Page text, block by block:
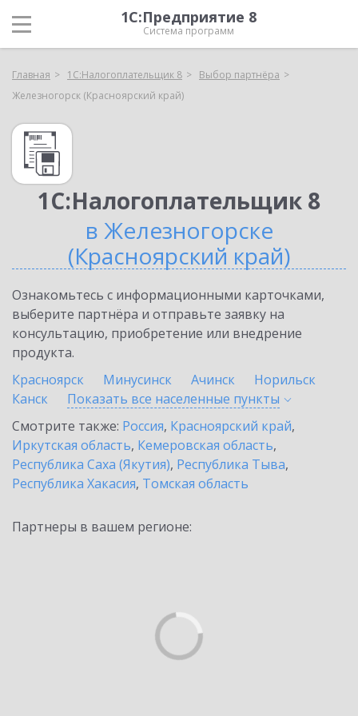
1С:Предприятие 8
Система программ
Главная 1С:Налогоплательщик 8
Выбор партнёра
Железногорск (Красноярский край)
1С:Налогоплательщик 8
в Железногорске
(Красноярский край)
Ознакомьтесь с информационными карточками,
выберите партнёра и отправьте заявку на
консультацию, приобретение или внедрение
продукта.
Красноярск
Минусинск Ачинск
Норильск
Канск
Показать все населенные пункты
Смотрите также: Россия, Красноярский край,
Иркутская область, Кемеровская область,
Республика Саха (Якутия), Республика Тыва,
Республика Хакасия, Томская область
Партнеры в вашем регионе: